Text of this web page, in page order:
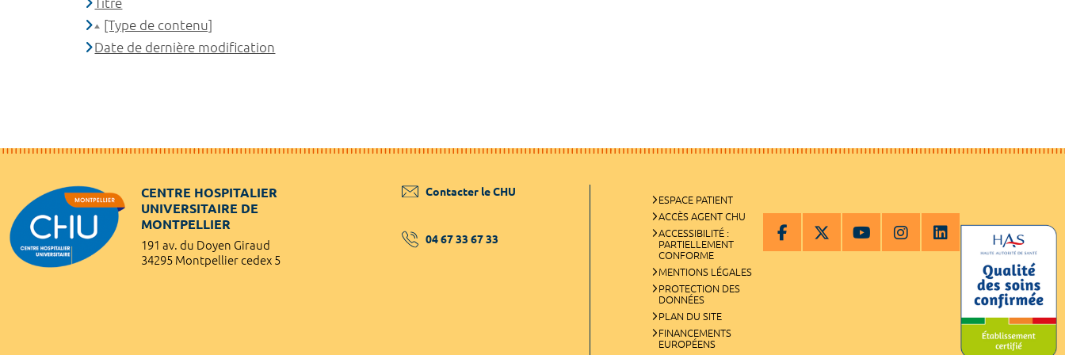
[Type de contenu]
Date de dernière modification
CENTRE HOSPITALIER
UNIVERSITAIRE DE
MONTPELLIER
191 av. du Doyen Giraud
34295 Montpellier cedex 5
Contacter le CHU
04 67 33 67 33
ESPACE PATIENT
ACCÈS AGENT CHU
ACCESSIBILITÉ :
PARTIELLEMENT
CONFORME
MENTIONS LÉGALES
PROTECTION DES
DONNÉES
PLAN DU SITE
FINANCEMENTS
EUROPÉENS